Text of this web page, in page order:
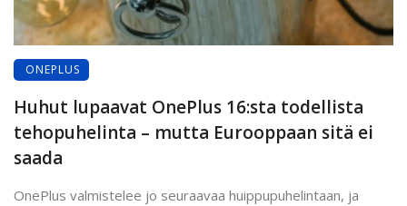
ONEPLUS
Huhut lupaavat OnePlus 16:sta todellista
tehopuhelinta – mutta Eurooppaan sitä ei
saada
OnePlus valmistelee jo seuraavaa huippupuhelintaan, ja